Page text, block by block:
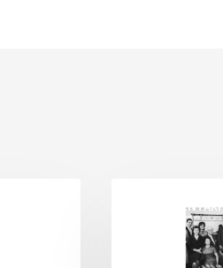
DOKUMENTARI